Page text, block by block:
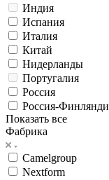
-
Индия
Испания
Италия
Китай
Нидерланды
Португалия
Россия
Россия-Финляндия
Показать все
Фабрика